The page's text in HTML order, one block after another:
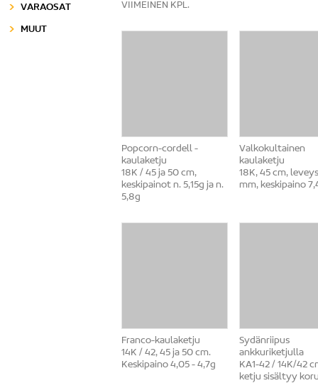
VIIMEINEN KPL.
Popcorn-cordell -
kaulaketju
18K / 45 ja 50 cm,
keskipainot n. 5,15g ja n.
5,8g
Valkokultainen
kaulaketju
18K, 45 cm,
mm, keskipaino
Franco-kaulaketju
14K / 42, 45 ja 50 cm.
Keskipaino 4,05 - 4,7g
Sydänriipus
ankkuriketjulla
KA1-42 / 14K/42
ketju sisältyy
VARAOSAT
MUUT